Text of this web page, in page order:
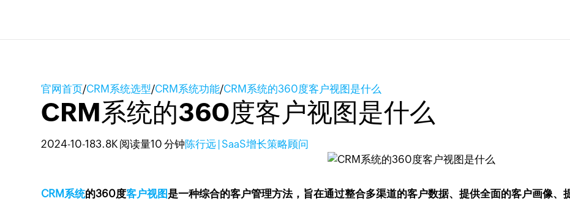
官网首页/CRM系统选型/CRM系统功能/CRM系统的360度客户视图是什么
CRM系统的360度客户视图是什么
2024-10-183.8K 阅读量10 分钟陈行远 | SaaS增长策略顾问
CRM系统的360度客户视图 是一种综合的客户管理方法，旨在通过整合多渠道的客户数据、提供全面的客户画像、